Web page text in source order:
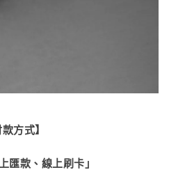
款方式】
匯款、線上刷卡」